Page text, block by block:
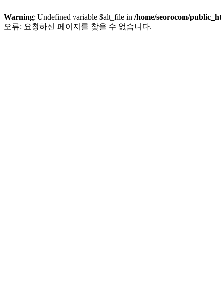
Warning: Undefined variable $alt_file in /home/seorocom/
오류: 요청하신 페이지를 찾을 수 없습니다.